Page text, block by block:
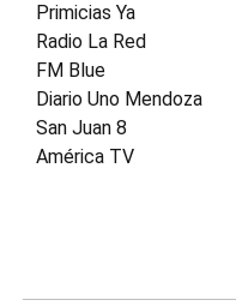
Primicias Ya
Radio La Red
FM Blue
Diario Uno Mendoza
San Juan 8
América TV